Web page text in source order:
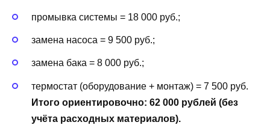
промывка системы = 18 000 руб.;
замена насоса = 9 500 руб.;
замена бака = 8 000 руб.;
термостат (оборудование + монтаж) = 7 500 руб.
Итого ориентировочно: 62 000 рублей (без
учёта расходных материалов).